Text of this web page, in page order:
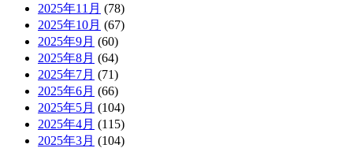
2025年11月 (78)
2025年10月 (67)
2025年9月 (60)
2025年8月 (64)
2025年7月 (71)
2025年6月 (66)
2025年5月 (104)
2025年4月 (115)
2025年3月 (104)